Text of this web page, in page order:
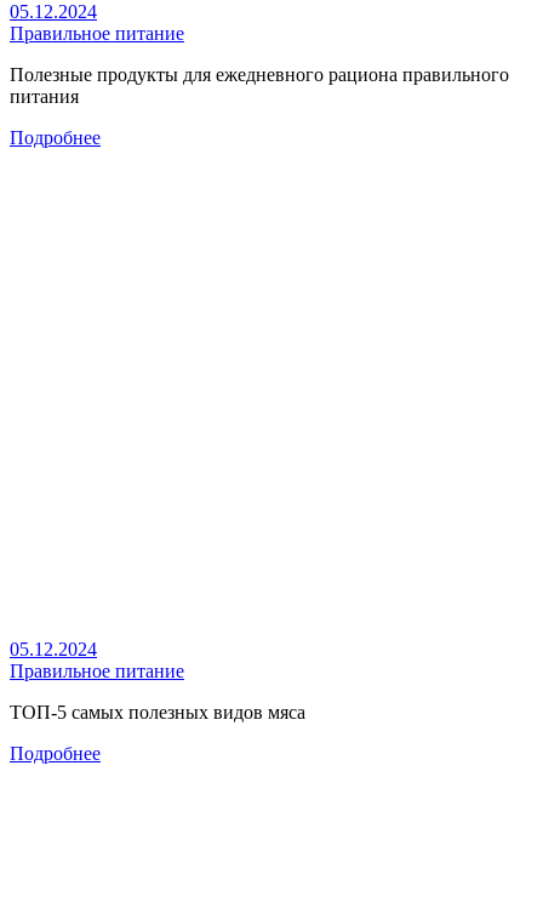
05.12.2024
Правильное питание
Полезные продукты для ежедневного рациона правильного
питания
Подробнее
05.12.2024
Правильное питание
ТОП-5 самых полезных видов мяса
Подробнее